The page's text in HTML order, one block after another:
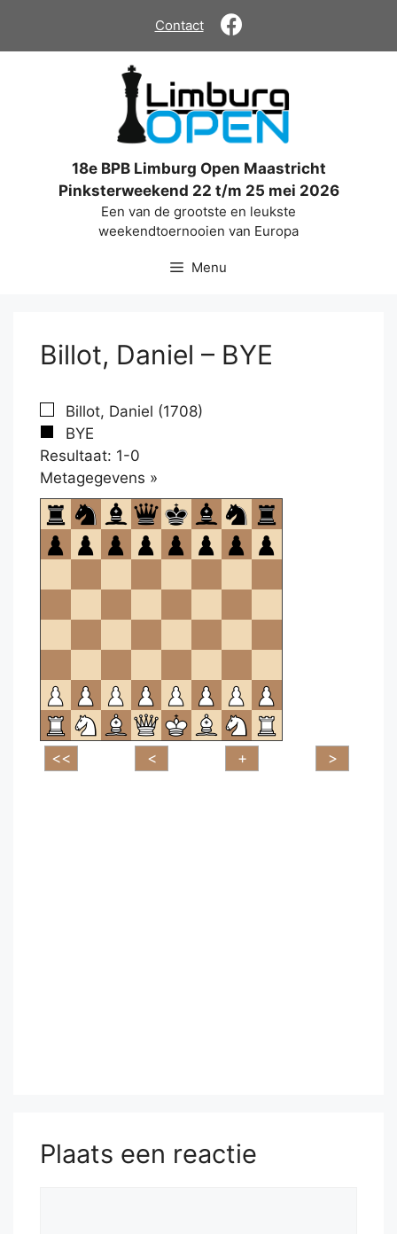
de
Contact
18e BPB Limburg Open Maastricht
Pinksterweekend 22 t/m 25 mei 2026
Een van de grootste en leukste
weekendtoernooien van Europa
Menu
Billot, Daniel – BYE
Billot, Daniel (1708)
BYE
Resultaat: 1-0
Metagegevens »
om
te
openen.
Plaats een reactie